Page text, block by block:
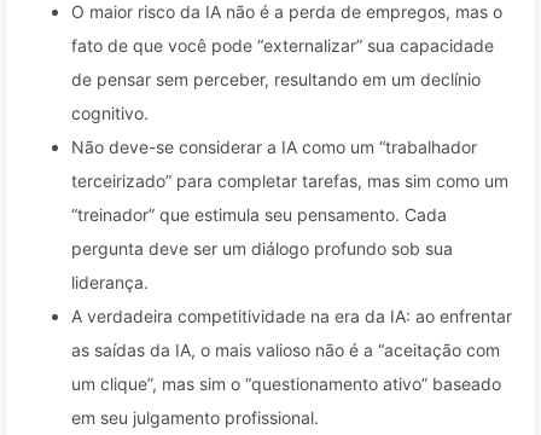
O maior risco da IA não é a perda de empregos, mas o
fato de que você pode “externalizar” sua capacidade
de pensar sem perceber, resultando em um declínio
cognitivo.
Não deve-se considerar a IA como um “trabalhador
terceirizado” para completar tarefas, mas sim como um
“treinador” que estimula seu pensamento. Cada
pergunta deve ser um diálogo profundo sob sua
liderança.
A verdadeira competitividade na era da IA: ao enfrentar
as saídas da IA, o mais valioso não é a “aceitação com
um clique”, mas sim o “questionamento ativo” baseado
em seu julgamento profissional.